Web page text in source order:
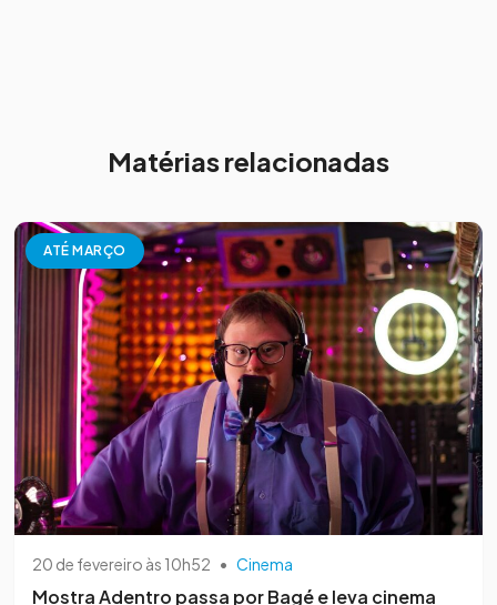
Matérias relacionadas
ATÉ MARÇO
20 de fevereiro às 10h52 • Cinema
Mostra Adentro passa por Bagé e leva cinema